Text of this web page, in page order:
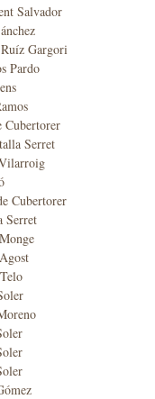
Salvador
Gargori
Pardo
Serret
Cubertorer
Serret